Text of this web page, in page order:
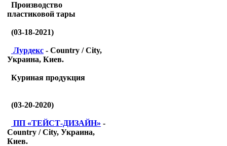
Производство
пластиковой тары
(03-18-2021)
Лурдекс - Country / City,
Украина, Киев.
Куриная продукция
(03-20-2020)
ПП «ТЕЙСТ-ДИЗАЙН» -
Country / City, Украина,
Киев.